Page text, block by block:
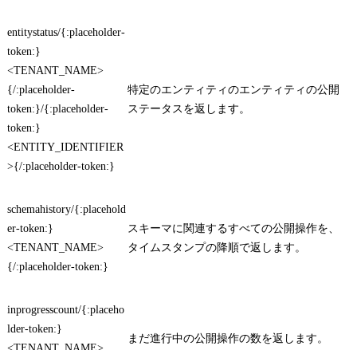
entitystatus/{:placeholder-
token:}
<TENANT_NAME>
{/:placeholder-
token:}/{:placeholder-
token:}
<ENTITY_IDENTIFIER
>{/:placeholder-token:}
特定のエンティティのエンティティの公開
ステータスを返します。
schemahistory/{:placehold
er-token:}
<TENANT_NAME>
{/:placeholder-token:}
スキーマに関連するすべての公開操作を、
タイムスタンプの降順で返します。
inprogresscount/{:placeho
lder-token:}
まだ進行中の公開操作の数を返します。